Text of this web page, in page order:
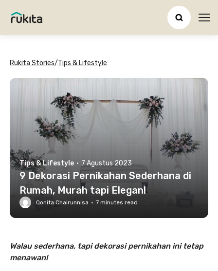
Rukita Stories/Tips & Lifestyle
Tips & Lifestyle · 7 Agustus 2023
9 Dekorasi Pernikahan Sederhana di
Rumah, Murah tapi Elegan!
Qonita Chairunnisa · 7 minutes read
Walau sederhana, tapi dekorasi pernikahan ini tetap
menawan!